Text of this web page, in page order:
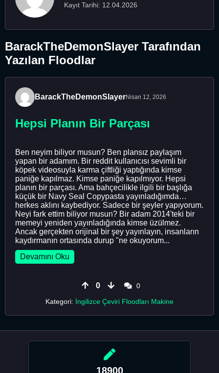
Kayıt Tarihi: 12.04.2026
BarackTheDemonSlayer Tarafından
Yazılan Floodlar
BarackTheDemonSlayerNisan 12, 2026
Hepsi Planın Bir Parçası
Ben neyim biliyor musun? Ben plansız paylaşım
yapan bir adamım. Bir reddit kullanıcısı sevimli bir
köpek videosuyla karma çiftliği yaptığında kimse
paniğe kapılmaz. Kimse paniğe kapılmıyor. Hepsi
planın bir parçası. Ama bahçecilikle ilgili bir başlığa
küçük bir Navy Seal Copypasta yayınladığımda…
herkes aklını kaybediyor. Sadece bir şeyler yapıyorum.
Neyi fark ettim biliyor musun? Bir adam 2014'teki bir
memeyi yeniden yayınladığında kimse üzülmez.
Ancak gerçekten orijinal bir şey yayınlayın, insanların
kaydırmanın ortasında durup "ne okuyorum...
Devamını Oku
0
0
Kategori: İngilizce Çeviri Floodları Makine
18900